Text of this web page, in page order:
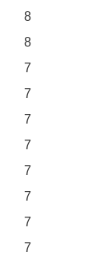
8
8
7
7
7
7
7
7
7
7